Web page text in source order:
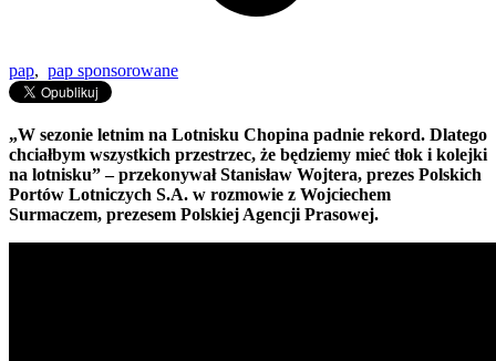
pap, pap sponsorowane
„W sezonie letnim na Lotnisku Chopina padnie rekord. Dlatego
chciałbym wszystkich przestrzec, że będziemy mieć tłok i kolejki
na lotnisku” – przekonywał Stanisław Wojtera, prezes Polskich
Portów Lotniczych S.A. w rozmowie z Wojciechem
Surmaczem, prezesem Polskiej Agencji Prasowej.